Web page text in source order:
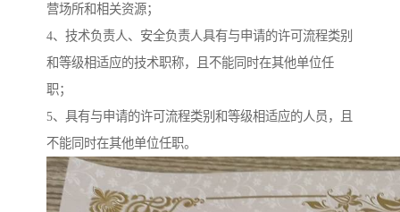
营场所和相关资源；
4、技术负责人、安全负责人具有与申请的许可流程类别
和等级相适应的技术职称，且不能同时在其他单位任
职；
5、具有与申请的许可流程类别和等级相适应的人员，且
不能同时在其他单位任职。